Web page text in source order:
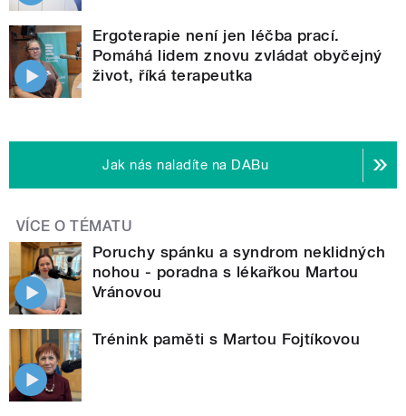
Ergoterapie není jen léčba prací.
Pomáhá lidem znovu zvládat obyčejný
život, říká terapeutka
Jak nás naladíte na DABu
VÍCE O TÉMATU
Poruchy spánku a syndrom neklidných
nohou - poradna s lékařkou Martou
Vránovou
Trénink paměti s Martou Fojtíkovou